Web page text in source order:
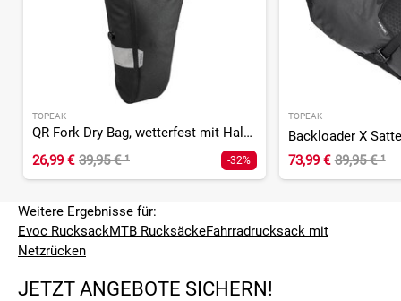
TOPEAK
QR Fork Dry Bag, wetterfest mit Halterung - 5,8L
26,99 € 39,95 €¹ -32%
TOPEAK
Backloader X
73,99 € 89,95 €¹
Weitere Ergebnisse für:
Evoc RucksackMTB RucksäckeFahrradrucksack mit
Netzrücken
JETZT ANGEBOTE SICHERN!